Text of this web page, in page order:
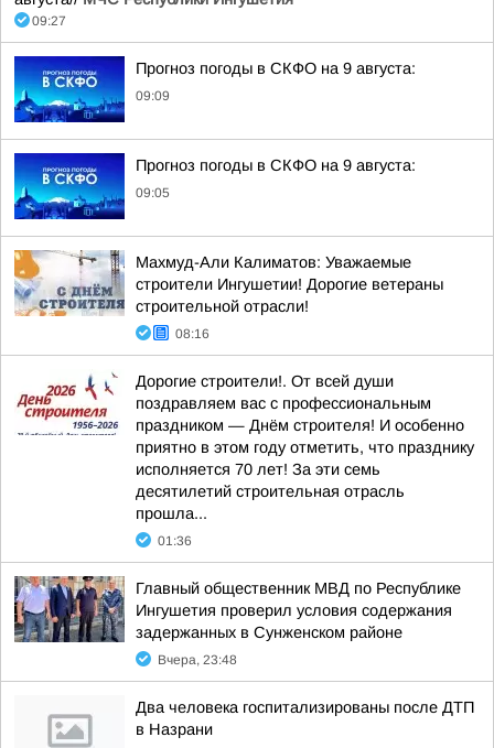
09:27
Прогноз погоды в СКФО на 9 августа:
09:09
Прогноз погоды в СКФО на 9 августа:
09:05
Махмуд-Али Калиматов: Уважаемые
строители Ингушетии! Дорогие ветераны
строительной отрасли!
08:16
Дорогие строители!. От всей души
поздравляем вас с профессиональным
праздником — Днём строителя! И особенно
приятно в этом году отметить, что празднику
исполняется 70 лет! За эти семь
десятилетий строительная отрасль
прошла...
01:36
Главный общественник МВД по Республике
Ингушетия проверил условия содержания
задержанных в Сунженском районе
Вчера, 23:48
Два человека госпитализированы после ДТП
в Назрани